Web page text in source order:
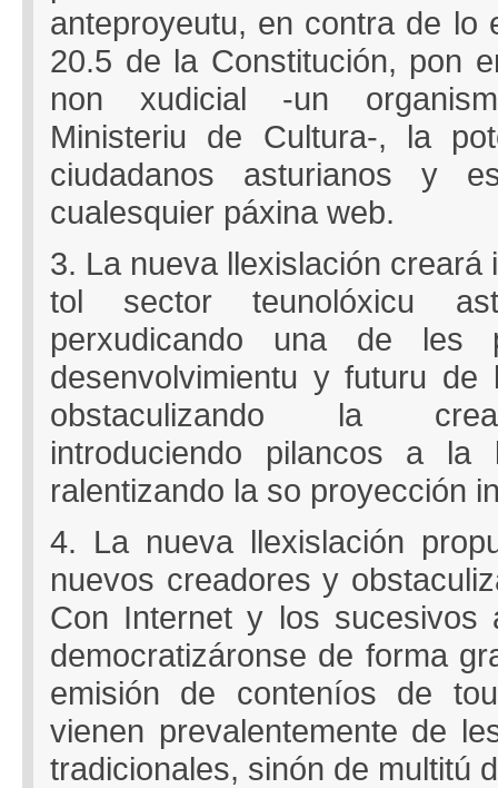
anteproyeutu, en contra de lo
20.5 de la Constitución, pon
non xudicial -un
Ministeriu de Cultura-, la
ciudadanos asturianos y
cualesquier páxina web.
3. La nueva llexislación
tol sector teunolóxicu
perxudicando una de les
desenvolvimientu y futuru de
obstaculizando la
introduciendo pilancos a la
ralentizando la so proyección
4. La nueva llexislación
nuevos creadores y
Con Internet y los sucesivos
democratizáronse de forma
emisión de conteníos de
vienen prevalentemente de
tradicionales, sinón de multitú